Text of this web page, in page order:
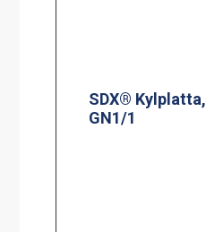
SDX® Kylplatta,
GN1/1